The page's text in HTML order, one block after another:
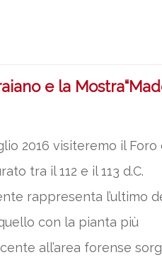
e la
2016 visiteremo il Foro
tra il 112 e il 113 d.C.
rappresenta l’ultimo
con la pianta più
all’area forense